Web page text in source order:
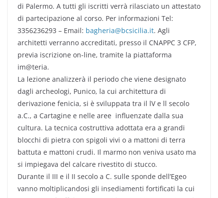
di Palermo. A tutti gli iscritti verrà rilasciato un attestato
di partecipazione al corso. Per informazioni Tel:
3356236293 – Email: bagheria@bcsicilia.it. Agli
architetti verranno accreditati, presso il CNAPPC 3 CFP,
previa iscrizione on-line, tramite la piattaforma
im@teria.
La lezione analizzerà il periodo che viene designato
dagli archeologi, Punico, la cui architettura di
derivazione fenicia, si è sviluppata tra il lV e ll secolo
a.C., a Cartagine e nelle aree influenzate dalla sua
cultura. La tecnica costruttiva adottata era a grandi
blocchi di pietra con spigoli vivi o a mattoni di terra
battuta e mattoni crudi. Il marmo non veniva usato ma
si impiegava del calcare rivestito di stucco.
Durante il III e il II secolo a C. sulle sponde dell’Egeo
vanno moltiplicandosi gli insediamenti fortificati la cui